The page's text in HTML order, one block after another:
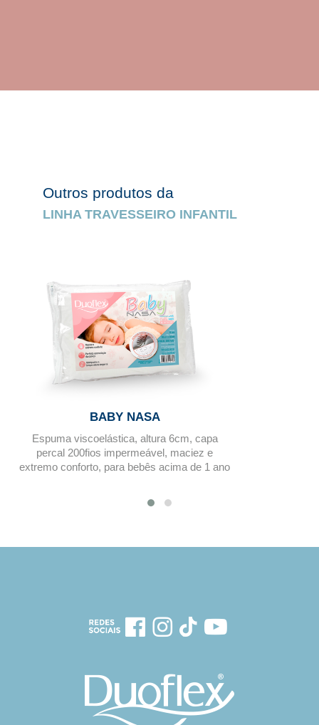
Outros produtos da
LINHA TRAVESSEIRO INFANTIL
BABY NASA
Espuma viscoelástica, altura 6cm, capa
percal 200fios impermeável, maciez e
extremo conforto, para bebês acima de 1 ano